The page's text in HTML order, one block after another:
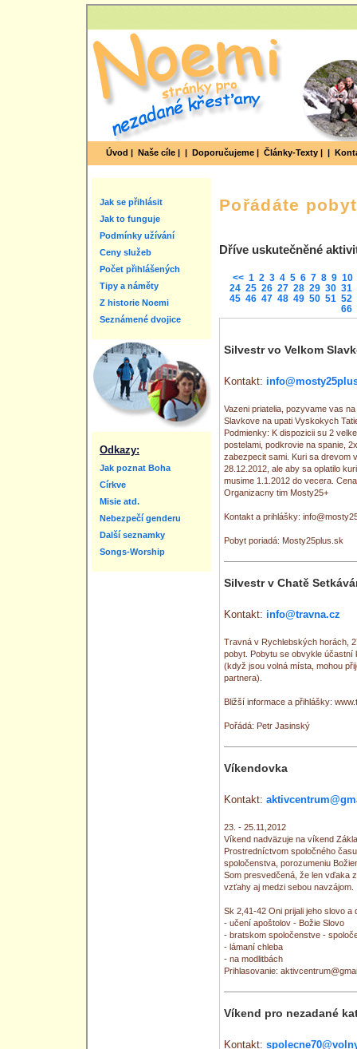
Úvod | Naše cíle | | Doporučujeme | Články-Texty | |
Jak se přihlásit
Jak to funguje
Podmínky užívání
Ceny služeb
Počet přihlášených
Tipy a náměty
Z historie Noemi
Seznámené dvojice
Odkazy:
Jak poznat Boha
Církve
Misie atd.
Nebezpečí genderu
Další seznamky
Songs-Worship
Pořádáte
Dříve uskutečněné
<< 1 2 3 4 5 6 7 8 9 10
24 25 26 27 28 29 30 31
45 46 47 48 49 50 51 52
66
Silvestr vo Velkom
Kontakt:
Vazeni priatelia, pozyvame vas
Slavkove na upati Vyskokych
Podmienky: K dispozicii su 2
postelami, podkrovie na spanie,
zabezpecit sami. Kuri sa drevom
28.12.2012, ale aby sa oplatilo
musime 1.1.2012 do vecera.
Organizacny tim Mosty25+
Kontakt a prihlášky:
Pobyt poriadá: Mosty25plus.sk
Silvestr v Chatě
Kontakt: info@travna.cz
Travná v Rychlebských horách,
pobyt. Pobytu se obvykle
(když jsou volná místa, mohou
partnera).
Bližší informace a přihlášky:
Pořádá: Petr Jasinský
Víkendovka
Kontakt:
23. - 25.11,2012
Víkend nadväzuje na víkend
Prostredníctvom spoločného
spoločenstva, porozumeniu
Som presvedčená, že len vďaka
vzťahy aj medzi sebou navzájom.
Sk 2,41-42 Oni prijali jeho slovo
- učení apoštolov - Božie Slovo
- bratskom spoločenstve -
- lámaní chleba
- na modlitbách
Prihlasovanie:
Víkend pro nezadané
Kontakt: